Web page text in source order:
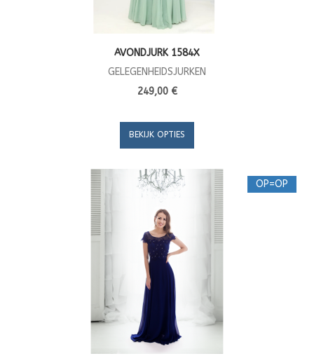
AVONDJURK 1584X
GELEGENHEIDSJURKEN
249,00 €
BEKIJK OPTIES
OP=OP